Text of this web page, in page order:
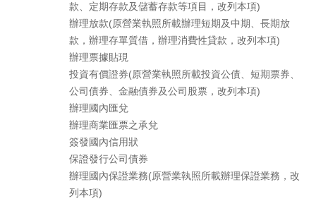
款、定期存款及儲蓄存款等項目，改列本項)
辦理放款(原營業執照所載辦理短期及中期、長期放
款，辦理存單質借，辦理消費性貸款，改列本項)
辦理票據貼現
投資有價證券(原營業執照所載投資公債、短期票券、
公司債券、金融債券及公司股票，改列本項)
辦理國內匯兌
辦理商業匯票之承兌
簽發國內信用狀
保證發行公司債券
辦理國內保證業務(原營業執照所載辦理保證業務，改
列本項)